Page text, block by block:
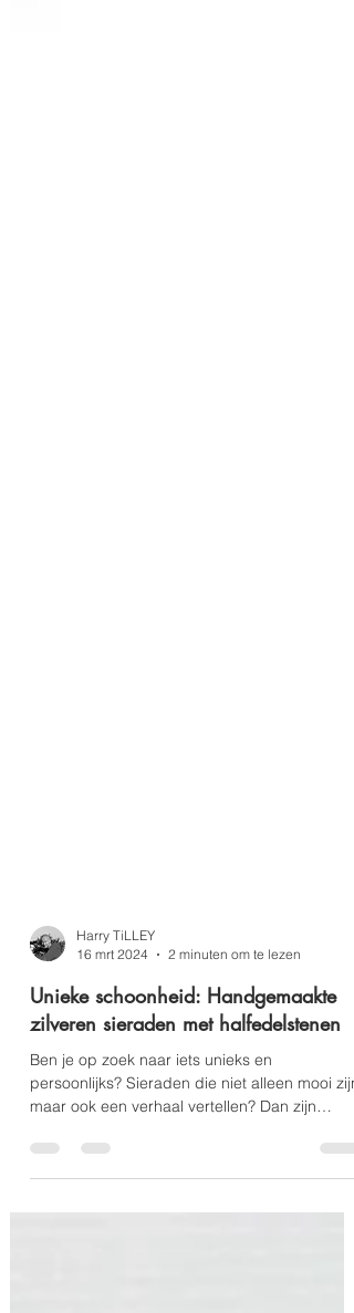
Harry TiLLEY
16 mrt 2024
2 minuten om te lezen
zilveren sieraden met halfedelstenen
Ben je op zoek naar iets unieks en
maar ook een verhaal vertellen? Dan zijn
handgemaakte z